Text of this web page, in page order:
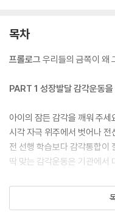
목차
프롤로그 우리들의 금쪽이 왜
PART 1 성장발달 감각운동
아이의 잠든 감각을 깨워 주
시각 자극 위주에서 벗어나
전 선행 학습보다 감각통합이
딱 맞는 감각운동은 기관에서
감각통합 자세히 알아보기│
력, 자존감, 학습 능력은 감각